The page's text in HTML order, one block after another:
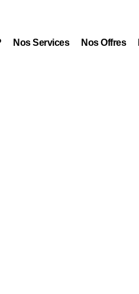
Nos Services Nos Offres